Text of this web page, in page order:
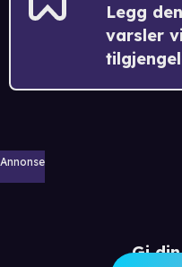
Legg
varsler
Annonse
Gi